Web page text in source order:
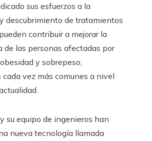
sus esfuerzos a la
descubrimiento de tratamientos
contribuir a mejorar la
de las personas afectadas por
y sobrepeso,
vez más comunes a nivel
su equipo de ingenieros han
nueva tecnología llamada